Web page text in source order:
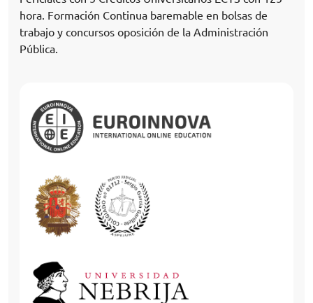
hora. Formación Continua baremable en bolsas de
trabajo y concursos oposición de la Administración
Pública.